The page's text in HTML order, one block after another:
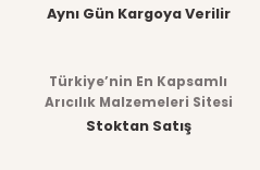
Aynı Gün Kargoya Verilir
Türkiye’nin En Kapsamlı
Arıcılık Malzemeleri Sitesi
Stoktan Satış